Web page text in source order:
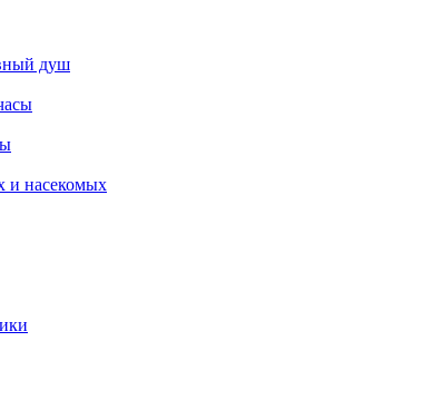
душ
и насекомых